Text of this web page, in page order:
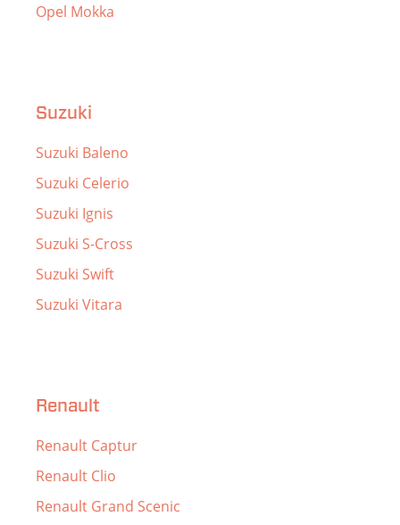
Opel Mokka
Suzuki
Suzuki Baleno
Suzuki Celerio
Suzuki Ignis
Suzuki S-Cross
Suzuki Swift
Suzuki Vitara
Renault
Renault Captur
Renault Clio
Renault Grand Scenic